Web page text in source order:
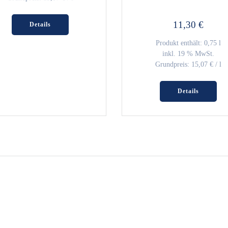
Details 11,30 €
Produkt enthält: 0,75 l
inkl. 19 % MwSt.
Grundpreis: 15,07 €/ l
Details